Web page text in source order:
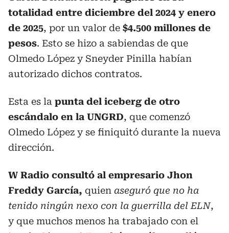
totalidad entre diciembre del 2024 y enero
de 2025, por un valor de $4.500 millones de
pesos. Esto se hizo a sabiendas de que
Olmedo López y Sneyder Pinilla habían
autorizado dichos contratos.
Esta es la punta del iceberg de otro
escándalo en la UNGRD, que comenzó
Olmedo López y se finiquitó durante la nueva
dirección.
W Radio consultó al empresario Jhon
Freddy García, quien aseguró que no ha
tenido ningún nexo con la guerrilla del ELN,
y que muchos menos ha trabajado con el